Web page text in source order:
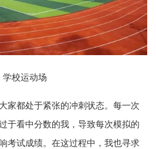
学校运动场
家都处于紧张的冲刺状态。每一次
于看中分数的我，导致每次模拟的
考试成绩。在这过程中，我也寻求